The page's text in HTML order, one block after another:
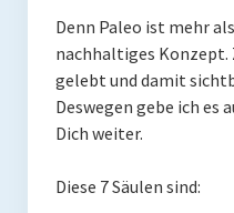
Denn Paleo ist mehr
nachhaltiges Konzept.
gelebt und damit
Deswegen gebe ich es
Dich weiter.
Diese 7 Säulen sind: